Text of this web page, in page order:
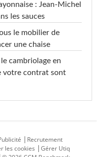
: Jean-Michel
les sauces
le mobilier de
une chaise
cambriolage en
votre contrat sont
Recrutement
les cookies
Gérer Utiq